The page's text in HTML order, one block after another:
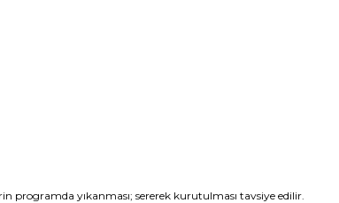
programda yıkanması; sererek kurutulması tavsiye edilir.